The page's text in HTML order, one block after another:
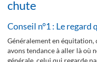
chute
Conseil n°1 : Le
Généralement en équitation,
avons tendance à aller là où